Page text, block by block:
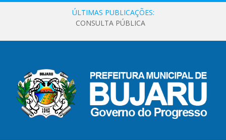
ÚLTIMAS PUBLICAÇÕES:
CONSULTA PÚBLICA